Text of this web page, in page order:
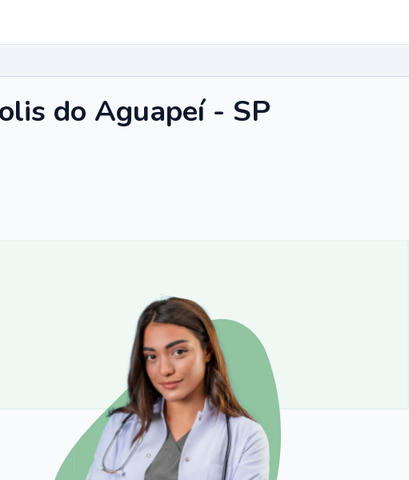
do Aguapeí - SP